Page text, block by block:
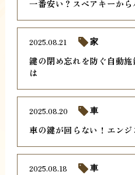
一番安い？スペアキーか
鍵の閉め忘れを防ぐ自動
は
2025.08.21 家
車の鍵が回らない！エン
2025.08.20 車
2025.08.18 車